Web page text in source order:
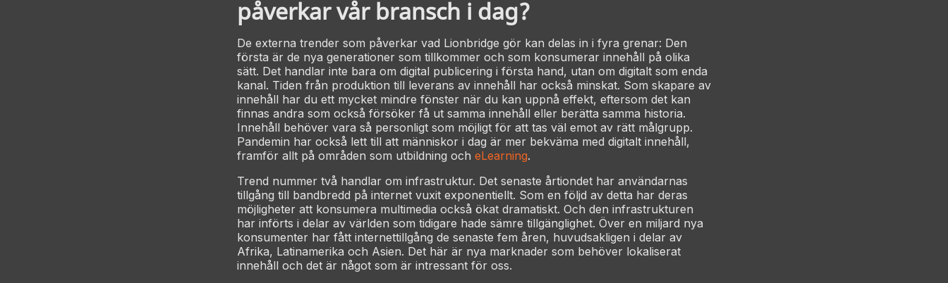
påverkar vår bransch i dag?
De externa trender som påverkar vad Lionbridge gör kan delas in i fyra grenar: Den
första är de nya generationer som tillkommer och som konsumerar innehåll på olika
sätt. Det handlar inte bara om digital publicering i första hand, utan om digitalt som enda
kanal. Tiden från produktion till leverans av innehåll har också minskat. Som skapare av
innehåll har du ett mycket mindre fönster när du kan uppnå effekt, eftersom det kan
finnas andra som också försöker få ut samma innehåll eller berätta samma historia.
Innehåll behöver vara så personligt som möjligt för att tas väl emot av rätt målgrupp.
Pandemin har också lett till att människor i dag är mer bekväma med digitalt innehåll,
framför allt på områden som utbildning och eLearning.
Trend nummer två handlar om infrastruktur. Det senaste årtiondet har användarnas
tillgång till bandbredd på internet vuxit exponentiellt. Som en följd av detta har deras
möjligheter att konsumera multimedia också ökat dramatiskt. Och den infrastrukturen
har införts i delar av världen som tidigare hade sämre tillgänglighet. Över en miljard nya
konsumenter har fått internettillgång de senaste fem åren, huvudsakligen i delar av
Afrika, Latinamerika och Asien. Det här är nya marknader som behöver lokaliserat
innehåll och det är något som är intressant för oss.